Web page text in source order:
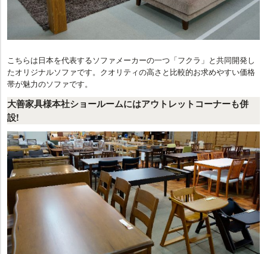
こちらは日本を代表するソファメーカーの一つ「フクラ」と共同開発し
たオリジナルソファです。クオリティの高さと比較的お求めやすい価格
帯が魅力のソファです。
大善家具様本社ショールームにはアウトレットコーナーも併
設!